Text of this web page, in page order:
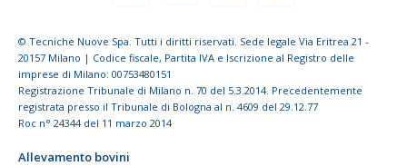
© Tecniche Nuove Spa. Tutti i diritti riservati. Sede legale Via Eritrea 21 -
20157 Milano | Codice fiscale, Partita IVA e Iscrizione al Registro delle
imprese di Milano: 00753480151
Registrazione Tribunale di Milano n. 70 del 5.3.2014. Precedentemente
registrata presso il Tribunale di Bologna al n. 4609 del 29.12.77
Roc n° 24344 del 11 marzo 2014
Allevamento bovini